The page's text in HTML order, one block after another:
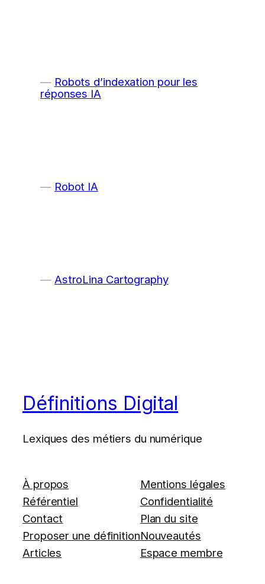
Robots d’indexation pour les
réponses IA
Robot IA
AstroLina Cartography
Définitions Digital
Lexiques des métiers du numérique
À propos
Référentiel
Contact
Proposer une définition
Articles
Mentions légales
Confidentialité
Plan du site
Nouveautés
Espace membre